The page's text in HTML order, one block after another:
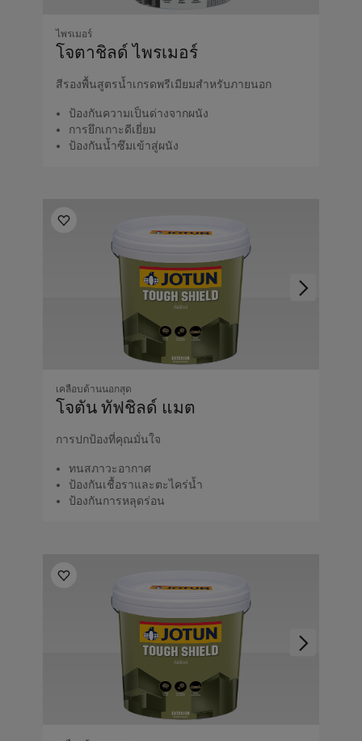
ไพรเมอร์
โจตาชิลด์ ไพรเมอร์
สีรองพื้นสูตรน้ำเกรดพรีเมียมสำหรับภายนอก
ป้องกันความเป็นด่างจากผนัง
การยึกเกาะดีเยี่ยม
ป้องกันน้ำซึมเข้าสู่ผนัง
เคลือบด้านนอกสุด
โจตัน ทัฟชิลด์ แมต
การปกป้องที่คุณมั่นใจ
ทนสภาวะอากาศ
ป้องกันเชื้อราและตะไคร่น้ำ
ป้องกันการหลุดร่อน